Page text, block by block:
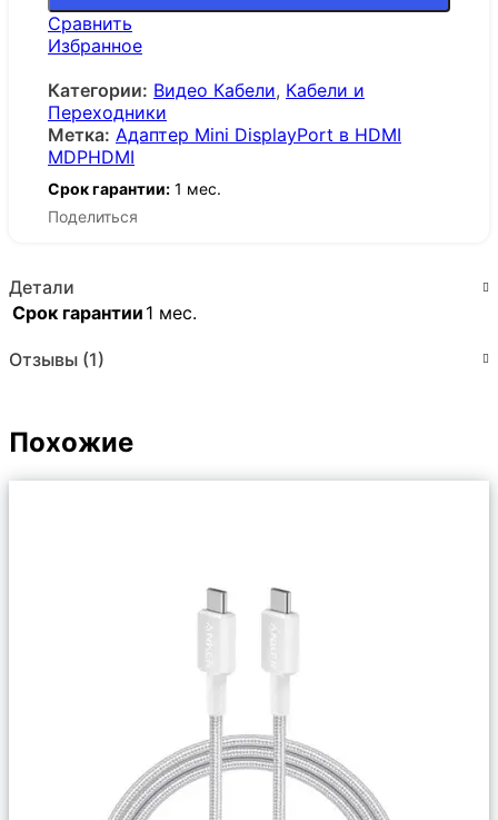
Сравнить
Избранное
Категории: Видео Кабели, Кабели и
Переходники
Метка: Адаптер Mini DisplayPort в HDMI
MDPHDMI
Срок гарантии: 1 мес.
Поделиться
Детали
Срок гарантии 1 мес.
Отзывы (1)
Похожие